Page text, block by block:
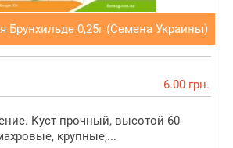
Брунхильде 0,25г (Семена Украины)
6.00 грн.
Куст прочный, высотой 60-
крупные,...